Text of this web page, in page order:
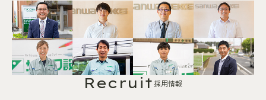
Recruit採用情報